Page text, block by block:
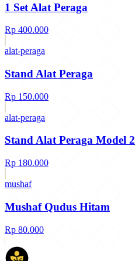
1 Set Alat Peraga
Rp 400.000
كتاب
◇ALAT-PERAGA
alat-peraga
Stand Alat Peraga
Rp 150.000
كتاب
◇ALAT-PERAGA
alat-peraga
Stand Alat Peraga Model 2
Rp 180.000
كتاب
◇MUSHAF
mushaf
Mushaf Qudus Hitam
Rp 80.000